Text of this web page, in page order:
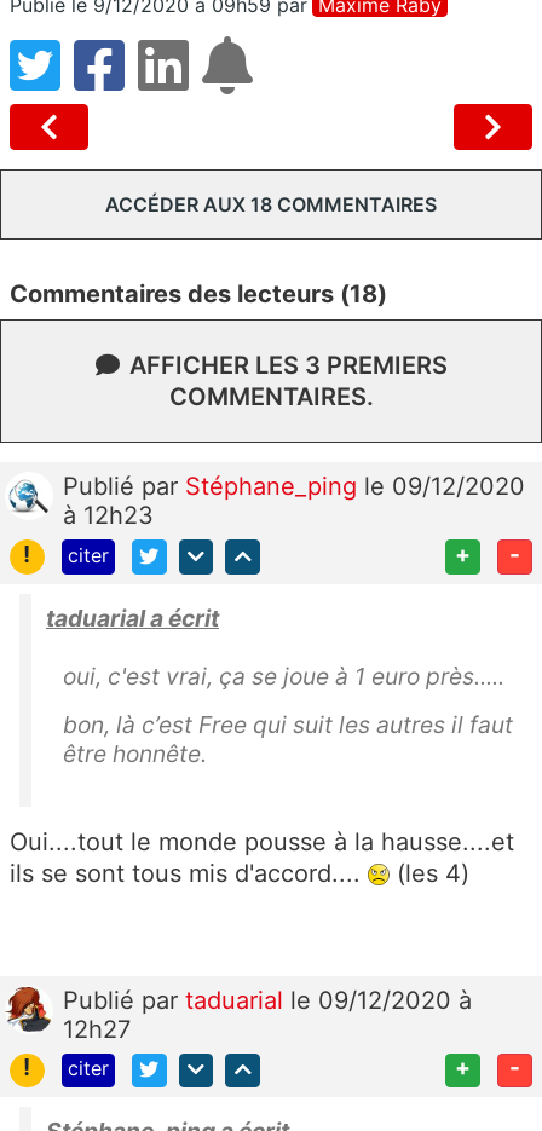
ACCÉDER AUX 18 COMMENTAIRES
Commentaires des lecteurs (18)
AFFICHER LES 3 PREMIERS
COMMENTAIRES.
Publié par Stéphane_ping le 09/12/2020
à 12h23
!
citer + -
taduarial a écrit
oui, c'est vrai, ça se joue à 1 euro près.....
bon, là c’est Free qui suit les autres il faut
être honnête.
Oui....tout le monde pousse à la hausse....et
ils se sont tous mis d'accord....
(les 4)
Publié par taduarial le 09/12/2020 à
12h27
!
citer + -